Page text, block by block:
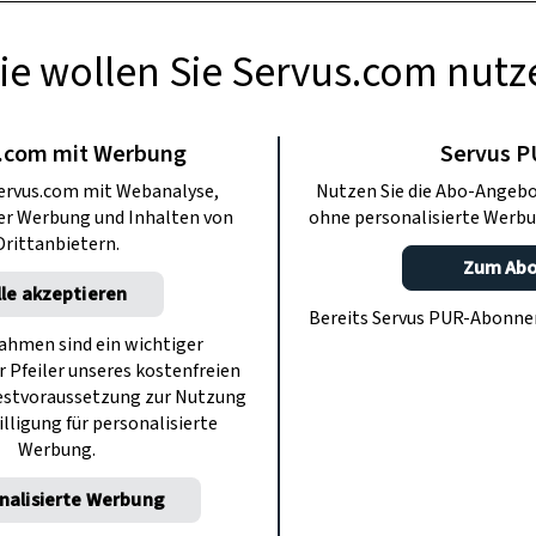
Mohn, Gurke
liefern die Zutaten für ein so
Eine Maske aus Mohn,
und ein Strahlen im Gesicht.
wollen Sie Servus.com
mit Werbung
mit Webanalyse,
Werbung und Inhalten von
akzeptieren
sind ein wichtiger
unseres kostenfreien
zur Nutzung
für personalisierte
Werbung.
Werbung
Servus
Nutzen Sie die Abo-
ohne personalisierte
Zum
Bereits Servus PUR-